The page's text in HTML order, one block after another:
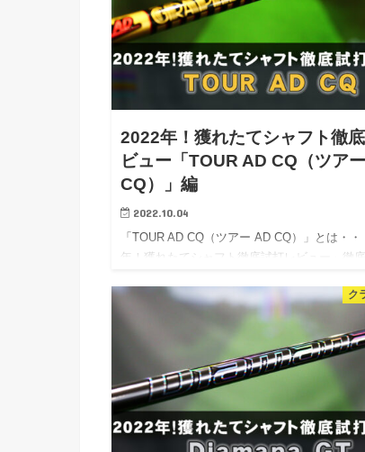
2022年！獲れたてシャフト徹
ビュー「TOUR AD CQ（ツア
CQ）」編
2022.10.04
「TOUR AD CQ（ツアー AD CQ）」とは・
年！獲れたてシャフト徹底試打レビュー」徹
ク